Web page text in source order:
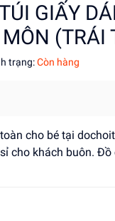
GIẤY
(TRÁI
trạng:Còn hàng
cho bé tại
cho khách buôn.